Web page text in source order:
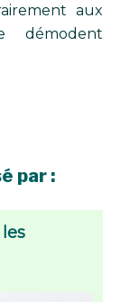
aux
démodent
par :